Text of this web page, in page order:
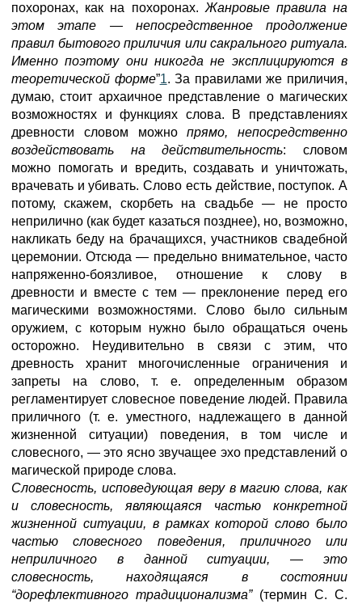
похоронах, как на похоронах. Жанровые правила на
этом этапе — непосредственное продолжение
правил бытового приличия или сакрального ритуала.
Именно поэтому они никогда не эксплицируются в
теоретической форме”1. За правилами же приличия,
думаю, стоит архаичное представление о магических
возможностях и функциях слова. В представлениях
древности словом можнопрямо, непосредственно
воздействовать на действительность: словом
можно помогать и вредить, создавать и уничтожать,
врачевать и убивать. Слово есть действие, поступок. А
потому, скажем, скорбеть на свадьбе — не просто
неприлично (как будет казаться позднее), но, возможно,
накликать беду на брачащихся, участников свадебной
церемонии. Отсюда — предельно внимательное, часто
напряженно-боязливое, отношение к слову в
древности и вместе с тем — преклонение перед его
магическими возможностями. Слово было сильным
оружием, с которым нужно было обращаться очень
осторожно. Неудивительно в связи с этим, что
древность хранит многочисленные ограничения и
запреты на слово, т. е. определенным образом
регламентирует словесное поведение людей. Правила
приличного (т. е. уместного, надлежащего в данной
жизненной ситуации) поведения, в том числе и
словесного, — это ясно звучащее эхо представлений о
магической природе слова.
Словесность, исповедующая веру в магию слова, как
и словесность, являющаяся частью конкретной
жизненной ситуации, в рамках которой слово было
частью словесного поведения, приличного или
неприличного в данной ситуации, — это
словесность, находящаяся в состоянии
“дорефлективного традиционализма”(термин С. С.